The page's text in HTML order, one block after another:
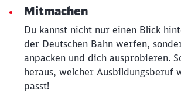
Mitmachen
Du kannst nicht nur einen Blick
der Deutschen Bahn werfen,
anpacken und dich ausprobieren.
heraus, welcher Ausbildungsberuf
passt!